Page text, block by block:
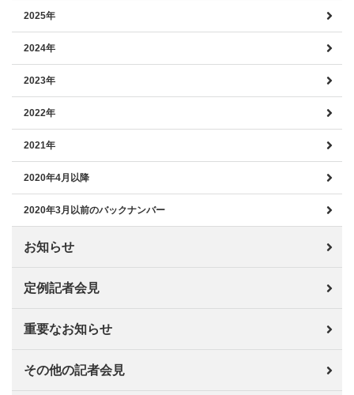
2025年
2024年
2023年
2022年
2021年
2020年4月以降
2020年3月以前のバックナンバー
お知らせ
定例記者会見
重要なお知らせ
その他の記者会見